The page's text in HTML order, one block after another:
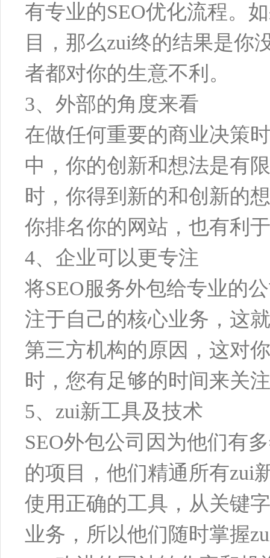
有专业的SEO优化流程。
目，那么zui终的结果是你
者都对你的生意不利。
3、外部的角度来看
在做任何重要的商业决策
中，你的创新和想法是有
时，你得到新的和创新的
你排名你的网站，也有利
4、企业可以更专注
将SEO服务外包给专业的
注于自己的核心业务，这
第三方机构的原因，这对
时，您有足够的时间来关
5、zui新工具及技术
SEO外包公司因为他们有
的项目，他们精通所有zui
使用正确的工具，从关键
业务，所以他们随时掌握